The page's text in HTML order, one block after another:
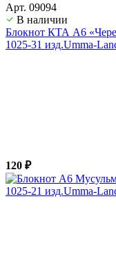
Арт. 09094
В наличии
Блокнот КТА А6
1025-31 изд.Umma-
120 ₽